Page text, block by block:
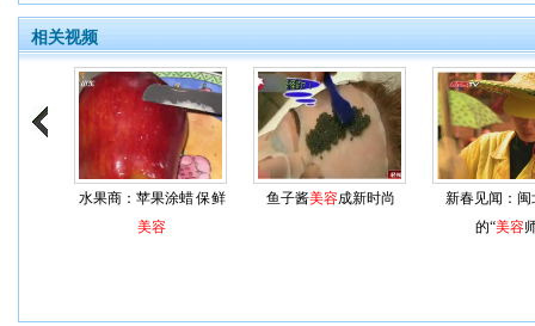
相关视频
水果商：苹果涂蜡 保鲜
美容
鱼子酱美容成新时尚
新春见闻：闽
的“美容